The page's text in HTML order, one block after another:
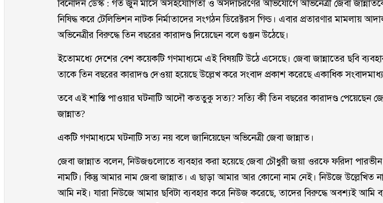
বিনোদন ডেস্ক : গত জুন মাসে অসহযোগিতা ও অসদাচরণের অভিযোগে অভিনেত্রী জেবা
নিষিদ্ধ করে টেলিভিশন নাটক নির্মাতাদের সংগঠন ডিরেক্টরস গিল্ড। এবার প্রতারণার মামলায়
অভিনেত্রীর বিরুদ্ধে তিন বছরের কারাদণ্ড দিয়েছেন বলে গুঞ্জন উঠেছে।
ইতোমধ্যে দেশের বেশ কয়েকটি গণমাধ্যমে এই বিষয়টি উঠে এসেছে। জেবা জান্নাতের ছবি
তাকে তিন বছরের কারাদণ্ড দেওয়া হয়েছে উল্লেখ করে সংবাদ প্রকাশ করেছে একাধিক
তবে এই শাস্তি পাওয়ার ঘটনাটি আদৌ কততুকু সত্য? সত্যি কী তিন বছরের কারাদণ্ড পেয়েছেন
জান্নাত?
একটি গণমাধ্যমে ঘটনাটি সত্য নয় বলে জানিয়েছেন অভিনেত্রী জেবা জান্নাত।
জেবা জান্নাত বলেন, নিউজগুলোতে ব্যবহার করা হয়েছে জেবা চৌধুরী জয়া ওরফে ফরিদা পারভীন
নামটি। কিন্তু আমার নাম জেবা জান্নাত। এ ছাড়া আমার আর কোনো নাম নেই। নিউজে উল্লেখিত
আমি নই। যারা নিউজে আমার ছবিটা ব্যবহার করে নিউজ করেছে, তাদের বিরুদ্ধে অবশ্যই আমি